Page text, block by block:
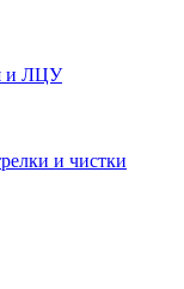
и ЛЦУ
и чистки